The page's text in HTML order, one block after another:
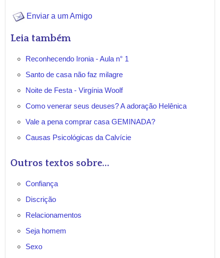
Enviar a um Amigo
Leia também
Reconhecendo Ironia - Aula n° 1
Santo de casa não faz milagre
Noite de Festa - Virgínia Woolf
Como venerar seus deuses? A adoração Helênica
Vale a pena comprar casa GEMINADA?
Causas Psicológicas da Calvície
Outros textos sobre...
Confiança
Discrição
Relacionamentos
Seja homem
Sexo